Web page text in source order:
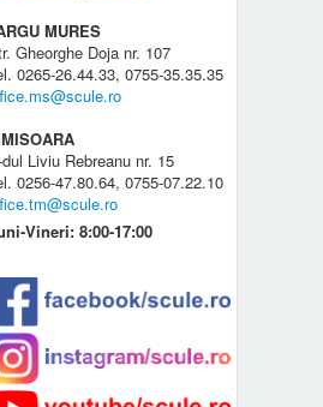
MURES
Gheorghe Doja nr. 107
0265-26.44.33, 0755-35.35.35
Liviu Rebreanu nr. 15
0256-47.80.64, 0755-07.22.10
Vineri: 8:00-17:00